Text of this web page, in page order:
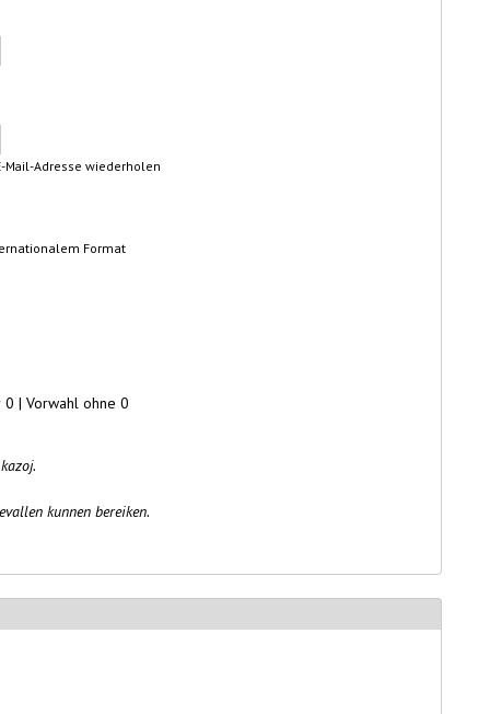
Adresse wiederholen
Format
| Vorwahl ohne 0
kunnen bereiken.